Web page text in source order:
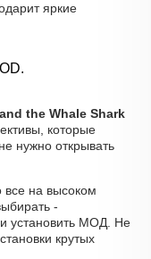
яркие
the Whale Shark
которые
нужно открывать
все на высоком
-
установить МОД. Не
крутых